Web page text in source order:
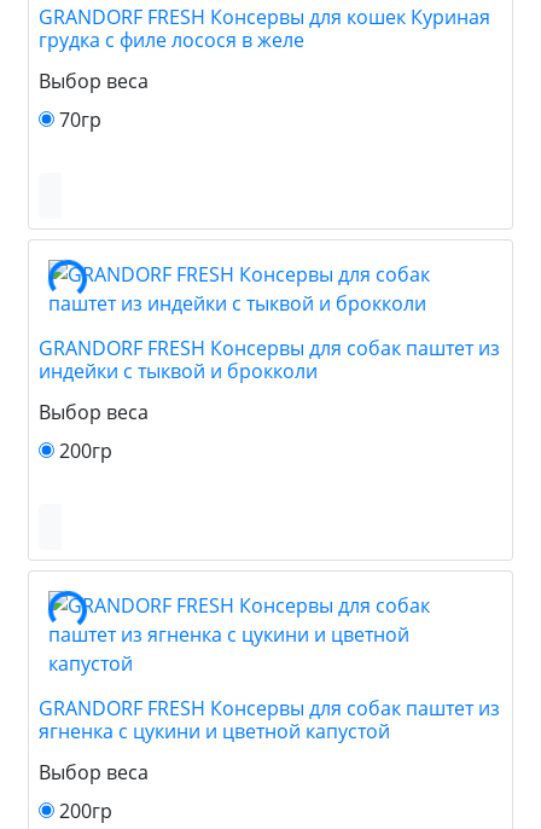
GRANDORF FRESH Консервы для кошек Куриная
грудка с филе лосося в желе
Выбор веса
70гр
GRANDORF FRESH Консервы для собак паштет из
индейки с тыквой и брокколи
Выбор веса
200гр
GRANDORF FRESH Консервы для собак паштет из
ягненка с цукини и цветной капустой
Выбор веса
200гр